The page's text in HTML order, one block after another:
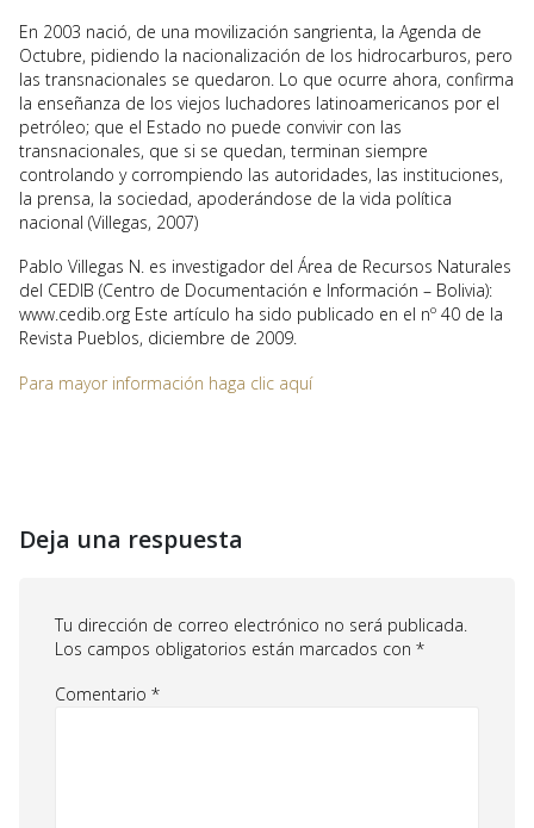
En 2003 nació, de una movilización sangrienta, la Agenda de
Octubre, pidiendo la nacionalización de los hidrocarburos, pero
las transnacionales se quedaron. Lo que ocurre ahora, confirma
la enseñanza de los viejos luchadores latinoamericanos por el
petróleo; que el Estado no puede convivir con las
transnacionales, que si se quedan, terminan siempre
controlando y corrompiendo las autoridades, las instituciones,
la prensa, la sociedad, apoderándose de la vida política
nacional (Villegas, 2007)
Pablo Villegas N. es investigador del Área de Recursos Naturales
del CEDIB (Centro de Documentación e Información – Bolivia):
www.cedib.org Este artículo ha sido publicado en el nº 40 de la
Revista Pueblos, diciembre de 2009.
Para mayor información haga clic aquí
Deja una respuesta
Tu dirección de correo electrónico no será publicada.
Los campos obligatorios están marcados con *
Comentario *